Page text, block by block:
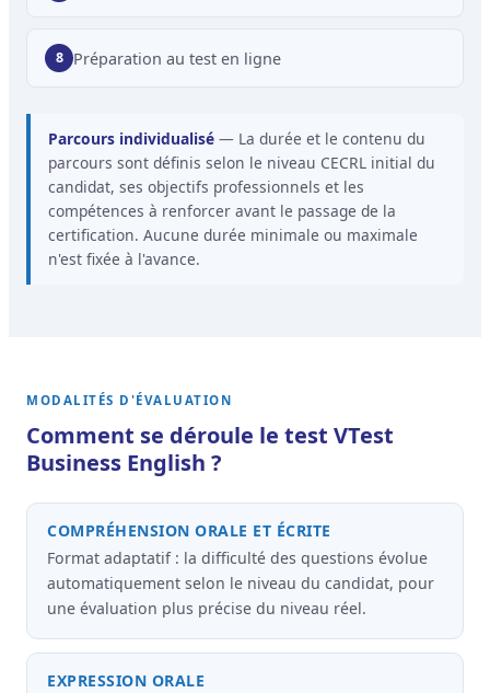
Préparation au test en ligne
Parcours individualisé — La durée et le contenu du
parcours sont définis selon le niveau CECRL initial du
candidat, ses objectifs professionnels et les
compétences à renforcer avant le passage de la
certification. Aucune durée minimale ou maximale
n'est fixée à l'avance.
MODALITÉS D'ÉVALUATION
Comment se déroule le test VTest
Business English ?
COMPRÉHENSION ORALE ET ÉCRITE
Format adaptatif : la difficulté des questions évolue
automatiquement selon le niveau du candidat, pour
une évaluation plus précise du niveau réel.
EXPRESSION ORALE